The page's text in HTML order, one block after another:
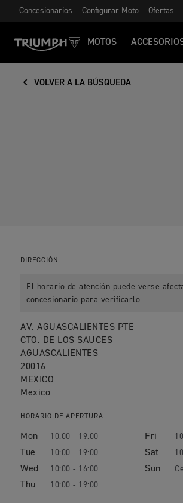
Concesionarios Configurar Moto Ofertas
MOTOS
VOLVER A LA BÚSQUEDA
DIRECCIÓN
El horario de atención puede verse
concesionario para verificarlo.
AV. AGUASCALIENTES PTE
CTO. DE LOS SAUCES
AGUASCALIENTES
20016
MEXICO
Mexico
HORARIO DE APERTURA
Mon 10:00 - 19:00
Tue 10:00 - 19:00
Wed 10:00 - 16:00
Thu 10:00 - 19:00
Fri
Sat
Sun